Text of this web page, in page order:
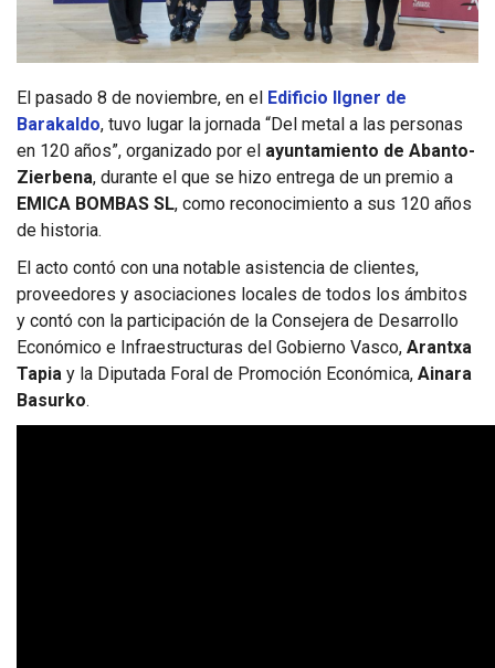
El pasado 8 de noviembre, en el Edificio Ilgner de
Barakaldo, tuvo lugar la jornada “Del metal a las personas
en 120 años”, organizado por el ayuntamiento de Abanto-
Zierbena, durante el que se hizo entrega de un premio a
EMICA BOMBAS SL, como reconocimiento a sus 120 años
de historia.
El acto contó con una notable asistencia de clientes,
proveedores y asociaciones locales de todos los ámbitos
y contó con la participación de la Consejera de Desarrollo
Económico e Infraestructuras del Gobierno Vasco, Arantxa
Tapia y la Diputada Foral de Promoción Económica, Ainara
Basurko.